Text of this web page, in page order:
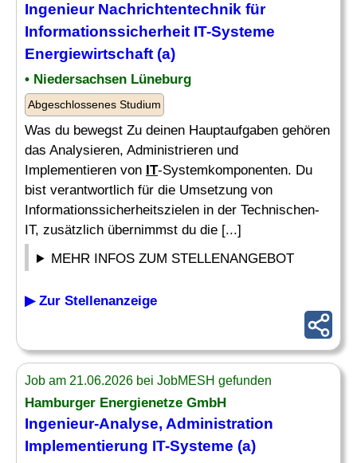
IngenieurNachrichtentechnik für
Informationssicherheit IT-Systeme
Energiewirtschaft (a)
• Niedersachsen Lüneburg
Abgeschlossenes Studium
Was du bewegst Zu deinen Hauptaufgaben gehören
das Analysieren, Administrieren und
Implementieren von IT-Systemkomponenten. Du
bist verantwortlich für die Umsetzung von
Informationssicherheitszielen in der Technischen-
IT, zusätzlich übernimmst du die [...]
MEHR INFOS ZUM STELLENANGEBOT
▶ Zur Stellenanzeige
Job am 21.06.2026 bei JobMESH gefunden
Hamburger Energienetze GmbH
Ingenieur-Analyse, Administration
Implementierung IT-Systeme (a)